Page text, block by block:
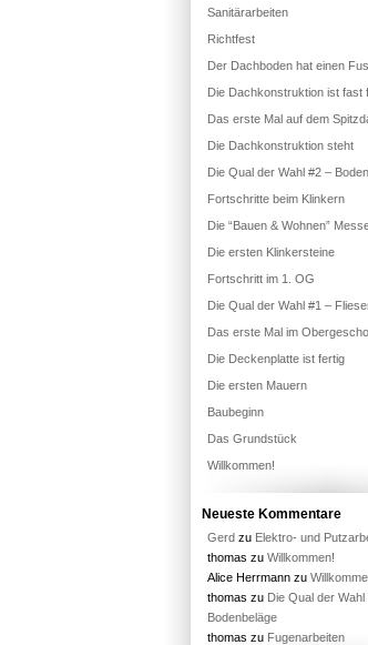
Sanitärarbeiten
Richtfest
Der Dachboden hat einen
Die Dachkonstruktion ist fast
Das erste Mal auf dem
Die Dachkonstruktion steht
Die Qual der Wahl #2 –
Fortschritte beim Klinkern
Die “Bauen & Wohnen”
Die ersten Klinkersteine
Fortschritt im 1. OG
Die Qual der Wahl #1 –
Das erste Mal im
Die Deckenplatte ist fertig
Die ersten Mauern
Baubeginn
Das Grundstück
Willkommen!
Neueste Kommentare
Gerd zu Elektro- und
thomas zu Willkommen!
Alice Herrmann zu
thomas zu Die Qual der Wahl
Bodenbeläge
thomas zu Fugenarbeiten